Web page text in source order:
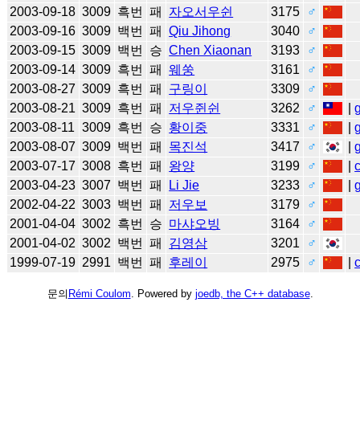
2003-09-18 3009 흑번 패 자오서우쉰 3175
♂
2003-09-16 3009 백번 패 Qiu Jihong 3040
♂
2003-09-15 3009 백번 승 Chen Xiaonan 3193
♂
2003-09-14 3009 흑번 패 웨쑹 3161
♂
2003-08-27 3009 흑번 패 구링이 3309
♂
2003-08-21 3009 흑번 패 저우쥔쉰 3262 ♂ |
2003-08-11 3009 흑번 승 황이중 3331 ♂ |
2003-08-07 3009 백번 패 목진석 3417 ♂ |
2003-07-17 3008 흑번 패 왕양 3199 ♂ |
2003-04-23 3007 백번 패 Li Jie 3233 ♂ |
2002-04-22 3003 백번 패 저우보 3179
♂
2001-04-04 3002 흑번 승 마샤오빙 3164
♂
2001-04-02 3002 백번 패 김영삼 3201
♂
1999-07-19 2991 백번 패 후레이 2975 ♂ |
문의 Rémi Coulom . Powered by joedb, the C++ database.